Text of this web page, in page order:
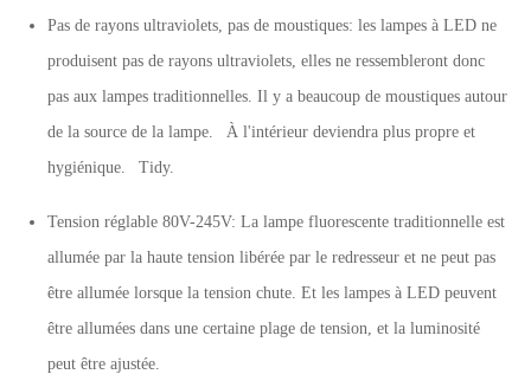
Pas de rayons ultraviolets, pas de moustiques: les lampes à LED ne
produisent pas de rayons ultraviolets, elles ne ressembleront donc
pas aux lampes traditionnelles. Il y a beaucoup de moustiques autour
de la source de la lampe. À l'intérieur deviendra plus propre et
hygiénique. Tidy.
Tension réglable 80V-245V: La lampe fluorescente traditionnelle est
allumée par la haute tension libérée par le redresseur et ne peut pas
être allumée lorsque la tension chute. Et les lampes à LED peuvent
être allumées dans une certaine plage de tension, et la luminosité
peut être ajustée.